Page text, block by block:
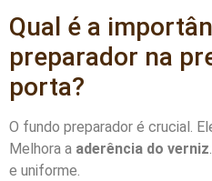
Qual é a
preparador na
porta?
O fundo preparador é crucial.
Melhora a aderência do verniz
e uniforme.